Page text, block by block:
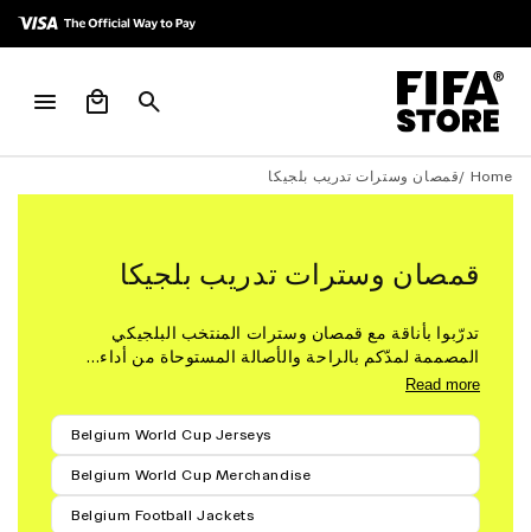
Policy
Cart
Home / قمصان وسترات تدريب بلجيكا
قمصان وسترات تدريب بلجيكا
تدرّبوا بأناقة مع قمصان وسترات المنتخب البلجيكي
المصممة لمدّكم بالراحة والأصالة المستوحاة من أداء...
Read more
Belgium World Cup Jerseys
Belgium World Cup Merchandise
Belgium Football Jackets